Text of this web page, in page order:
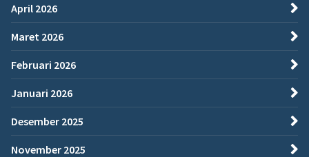
April 2026
Maret 2026
Februari 2026
Januari 2026
Desember 2025
November 2025